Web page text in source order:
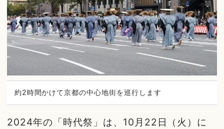
約2時間かけて京都の中心地街を巡行します
2024年の「時代祭」は、10月22日（火）に